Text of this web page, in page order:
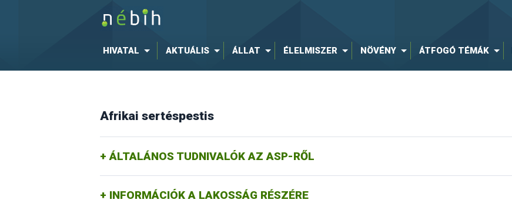
HIVATAL AKTUÁLIS ÁLLAT ÉLELMISZER NÖVÉNY ÁTFOGÓ TÉMÁK
Afrikai sertéspestis
ÁLTALÁNOS TUDNIVALÓK AZ ASP-RŐL
INFORMÁCIÓK A LAKOSSÁG RÉSZÉRE